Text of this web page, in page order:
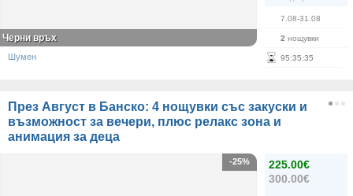
7.08-31.08
2 нощувки
95:35:35
Черни връх
Шумен
През Август в Банско: 4 нощувки със закуски и
възможност за вечери, плюс релакс зона и
анимация за деца
225.00€
300.00€
-25%